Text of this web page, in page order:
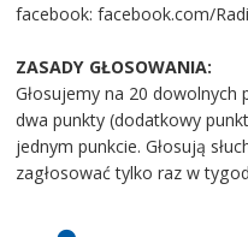
facebook: facebook.com/
ZASADY GŁOSOWANIA:
Głosujemy na 20
dwa punkty (dodatkowy
jednym punkcie. Głosują
zagłosować tylko raz w